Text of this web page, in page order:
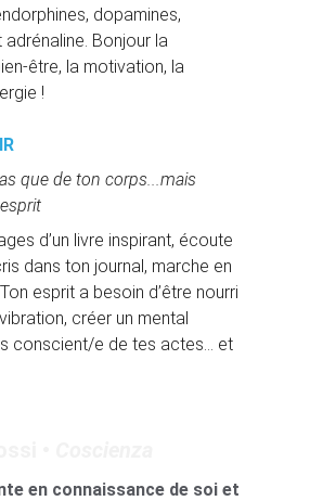
dopamines,
Bonjour la
être, la motivation, la
!
que de ton corps...mais
d’un livre inspirant, écoute
dans ton journal, marche en
esprit a besoin d’être nourri
créer un mental
conscient/e de tes actes... et
en connaissance de soi et